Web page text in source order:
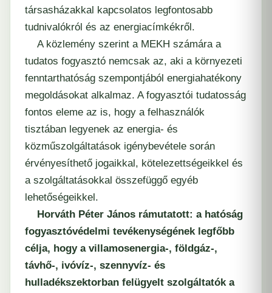
társasházakkal kapcsolatos legfontosabb
tudnivalókról és az energiacímkékről.
A közlemény szerint a MEKH számára a
tudatos fogyasztó nemcsak az, aki a környezeti
fenntarthatóság szempontjából energiahatékony
megoldásokat alkalmaz. A fogyasztói tudatosság
fontos eleme az is, hogy a felhasználók
tisztában legyenek az energia- és
közműszolgáltatások igénybevétele során
érvényesíthető jogaikkal, kötelezettségeikkel és
a szolgáltatásokkal összefüggő egyéb
lehetőségeikkel.
Horváth Péter János rámutatott: a hatóság
fogyasztóvédelmi tevékenységének legfőbb
célja, hogy a villamosenergia-, földgáz-,
távhő-, ivóvíz-, szennyvíz- és
hulladékszektorban felügyelt szolgáltatók a